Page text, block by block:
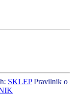
SKLEPPravilnik o